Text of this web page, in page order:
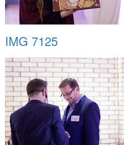
IMG 7125